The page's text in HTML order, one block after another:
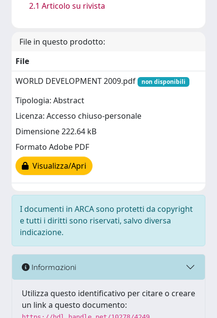
2.1 Articolo su rivista
File in questo prodotto:
File
WORLD DEVELOPMENT 2009.pdf
non disponibili
Tipologia: Abstract
Licenza: Accesso chiuso-personale
Dimensione 222.64 kB
Formato Adobe PDF
Visualizza/Apri
I documenti in ARCA sono protetti da copyright
e tutti i diritti sono riservati, salvo diversa
indicazione.
Informazioni
Utilizza questo identificativo per citare o creare
un link a questo documento: